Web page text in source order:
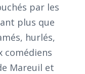
par les
plus que
hurlés,
comédiens
Mareuil et